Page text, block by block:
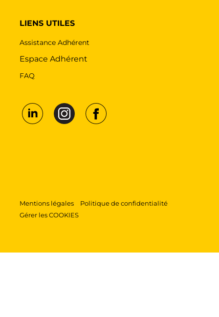
LIENS UTILES
Assistance Adhérent
Espace Adhérent
FAQ
Mentions légales
Politique de confidentialité
Gérer les COOKIES